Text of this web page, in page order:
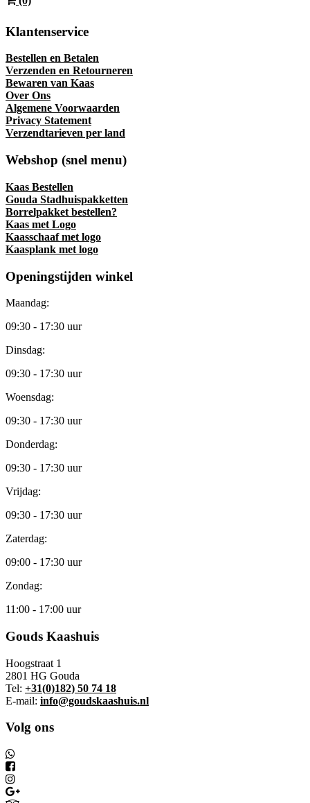
Klantenservice
Bestellen en Betalen
Verzenden en Retourneren
Bewaren van Kaas
Over Ons
Algemene Voorwaarden
Privacy Statement
Verzendtarieven per land
Webshop (snel menu)
Kaas Bestellen
Gouda Stadhuispakketten
Borrelpakket bestellen?
Kaas met Logo
Kaasschaaf met logo
Kaasplank met logo
Openingstijden winkel
Maandag:
09:30 - 17:30 uur
Dinsdag:
09:30 - 17:30 uur
Woensdag:
09:30 - 17:30 uur
Donderdag:
09:30 - 17:30 uur
Vrijdag:
09:30 - 17:30 uur
Zaterdag:
09:00 - 17:30 uur
Zondag:
11:00 - 17:00 uur
Gouds Kaashuis
Hoogstraat 1
2801 HG Gouda
Tel: +31(0)182) 50 74 18
E-mail: info@goudskaashuis.nl
Volg ons